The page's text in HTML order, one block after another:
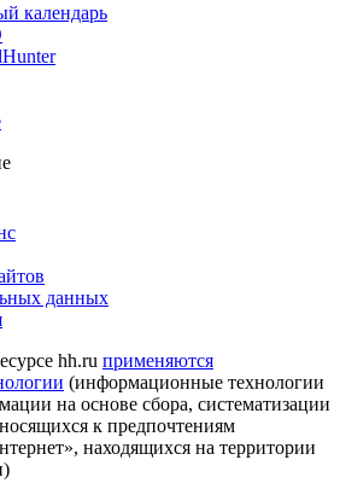
календарь
данных
hh.ru применяются
(информационные технологии
на основе сбора, систематизации
к предпочтениям
находящихся на территории